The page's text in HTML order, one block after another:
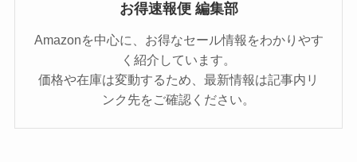
お得速報便 編集部
Amazonを中心に、お得なセール情報をわかりやす
く紹介しています。
価格や在庫は変動するため、最新情報は記事内リ
ンク先をご確認ください。